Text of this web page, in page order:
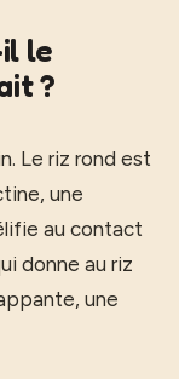
le
?
Le riz rond est
une
au contact
donne au riz
une